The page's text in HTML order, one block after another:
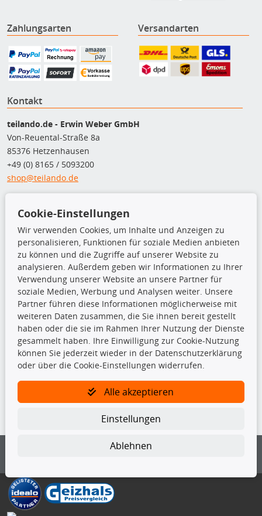
Zahlungsarten Versandarten
Kontakt
teilando.de - Erwin Weber GmbH
Von-Reuental-Straße 8a
85376 Hetzenhausen
+49 (0) 8165 / 5093200
shop@teilando.de
Beleuchtung
Bremsbeläge
Bremsscheiben
Kupplungssatz
Querlenker
Radlager
Stoßdämpfer
TecDoc Inside
Die hier angezeigten Daten insbesondere die gesamte Datenbank dürfen
vorherige Zustimmung von TecDoc zu vervielfältigen, zu verbreiten
und/oder diese Handlungen durch Dritte ausführen zu lassen. Ein
Bitte prüfen Sie, ob das über unseren Onlineshop identifizierte Ersatzteil
auch tatsächlich dem gesuchten Ersatzteil entspricht.
Gegebenenfalls sind ergänzende Informationen notwendig, um
Cookie-Einstellungen
Wir verwenden Cookies, um Inhalte und Anzeigen zu
personalisieren, Funktionen für soziale Medien anbieten
zu können und die Zugriffe auf unserer Website zu
analysieren. Außerdem geben wir Informationen zu Ihrer
Verwendung unserer Website an unsere Partner für
soziale Medien, Werbung und Analysen weiter. Unsere
Partner führen diese Informationen möglicherweise mit
weiteren Daten zusammen, die Sie ihnen bereit gestellt
haben oder die sie im Rahmen Ihrer Nutzung der Dienste
gesammelt haben. Ihre Einwilligung zur Cookie-Nutzung
können Sie jederzeit wieder in der Datenschutzerklärung
oder über die Cookie-Einstellungen widerrufen.
Alle akzeptieren
Einstellungen
Ablehnen